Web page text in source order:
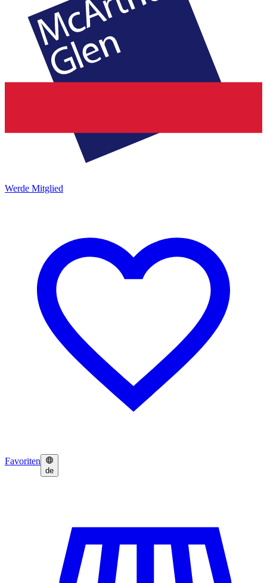
Werde Mitglied
Favoriten
de